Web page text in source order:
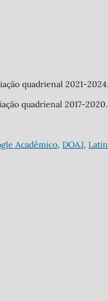
quadrienal 2021-2024.
quadrienal 2017-2020.
Acadêmico, DOAJ,